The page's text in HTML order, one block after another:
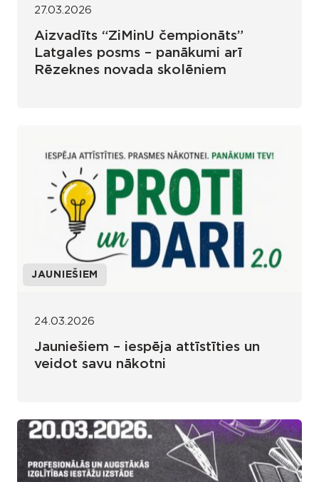
27.03.2026
Aizvadīts “ZiMinU čempionāts”
Latgales posms – panākumi arī
Rēzeknes novada skolēniem
JAUNIEŠIEM
24.03.2026
Jauniešiem – iespēja attīstīties un
veidot savu nākotni